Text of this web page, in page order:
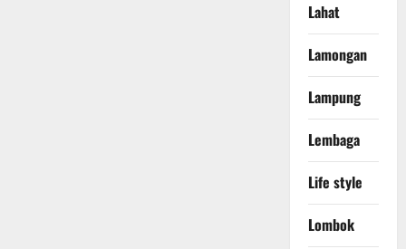
Lahat
Lamongan
Lampung
Lembaga
Life style
Lombok